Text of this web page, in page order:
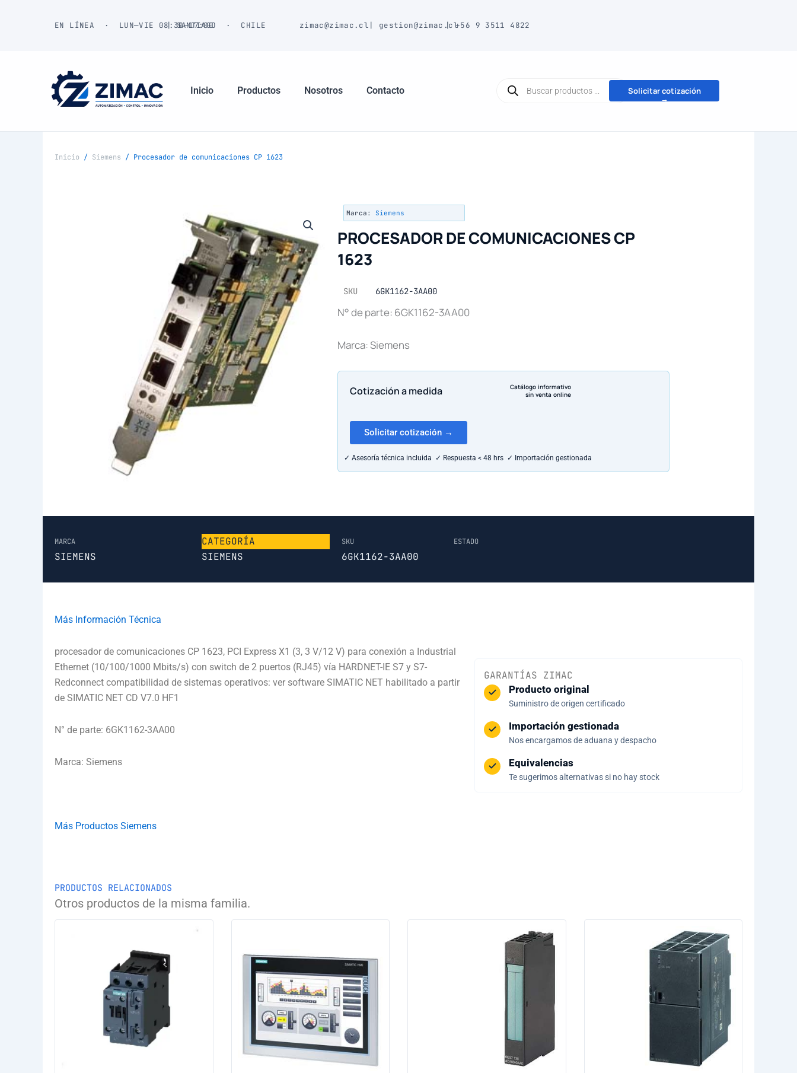
EN LÍNEA · LUN—VIE 08:30—17:00| SANTIAGO · CHILE zimac@zimac.cl | gestion@zimac.cl
|+56 9 3511 4822
Inicio Productos Nosotros Contacto
productos
Solicitar cotización
→
Inicio / Siemens / Procesador de comunicaciones CP 1623
Marca: Siemens
PROCESADOR DE COMUNICACIONES CP
1623
SKU 6GK1162-3AA00
N° de parte: 6GK1162-3AA00
Marca: Siemens
Cotización a medida
Catálogo informativo
sin venta online
Solicitar cotización →
✓ Asesoría técnica incluida ✓ Respuesta < 48 hrs ✓ Importación gestionada
MARCA
SIEMENS
CATEGORÍA
SIEMENS
SKU
6GK1162-3AA00
ESTADO
Más Información Técnica
procesador de comunicaciones CP 1623, PCI Express X1 (3, 3 V/12 V) para conexión a Industrial
Ethernet (10/100/1000 Mbits/s) con switch de 2 puertos (RJ45) vía HARDNET-IE S7 y S7-
Redconnect compatibilidad de sistemas operativos: ver software SIMATIC NET habilitado a partir
de SIMATIC NET CD V7.0 HF1
N° de parte: 6GK1162-3AA00
Marca: Siemens
Más Productos Siemens
GARANTÍAS ZIMAC
Producto original
Suministro de origen certificado
Importación gestionada
Nos encargamos de aduana y despacho
Equivalencias
Te sugerimos alternativas si no hay stock
PRODUCTOS RELACIONADOS
Otros productos de la misma familia.